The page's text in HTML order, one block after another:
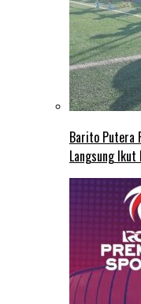
Barito Putera
Langsung Ikut